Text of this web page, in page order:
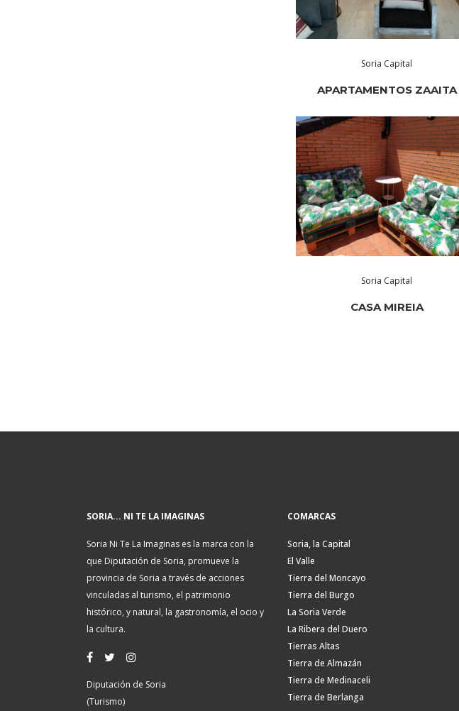
Soria Capital
APARTAMENTOS ZAAITA
Soria Capital
CASA MIREIA
SORIA... NI TE LA IMAGINAS
Soria Ni Te La Imaginas es la marca con la
que Diputación de Soria, promueve la
provincia de Soria a través de acciones
vinculadas al turismo, el patrimonio
histórico, y natural, la gastronomía, el ocio y
la cultura.
Diputación de Soria
(Turismo)
COMARCAS
Soria, la Capital
El Valle
Tierra del Moncayo
Tierra del Burgo
La Soria Verde
La Ribera del Duero
Tierras Altas
Tierra de Almazán
Tierra de Medinaceli
Tierra de Berlanga